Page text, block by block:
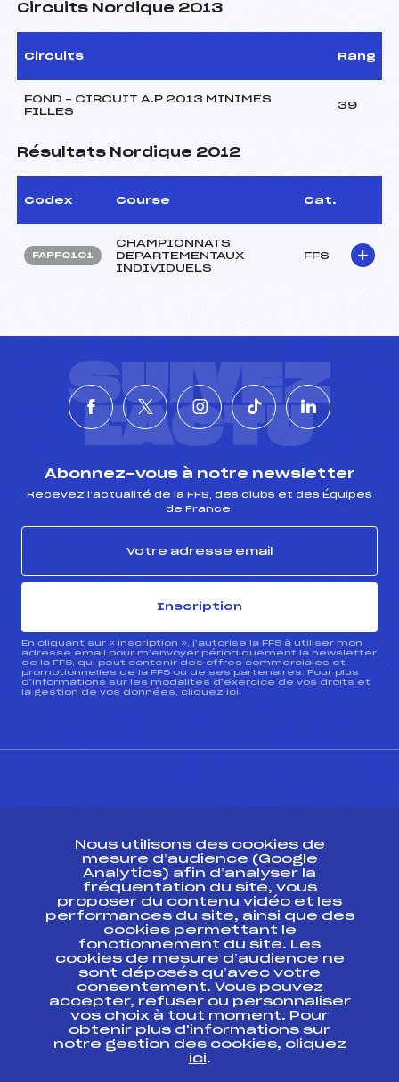
Circuits Nordique 2013
Circuits Rang
FOND – CIRCUIT A.P 2013 MINIMES
FILLES
39
Résultats Nordique 2012
Codex Course Cat.
FAPF0101
CHAMPIONNATS
DEPARTEMENTAUX
INDIVIDUELS
FFS
SUIVEZ
L'ACTU
Abonnez-vous à notre newsletter
Recevez l’actualité de la FFS, des clubs et des Équipes
de France.
Inscription
En cliquant sur « inscription », j’autorise la FFS à utiliser mon
adresse email pour m’envoyer périodiquement la newsletter
de la FFS, qui peut contenir des offres commerciales et
promotionnelles de la FFS ou de ses partenaires. Pour plus
d’informations sur les modalités d’exercice de vos droits et
la gestion de vos données, cliquez ici
ESPACE PRESSE
Ressources
Pass’Neige
Projet sportif fédéral
Projet de performance fédéral
Antidopage
Pôle Développement, Formation, Suivi
Scientifique
Listes ministérielles
Pôle vie de l’athlète
Nous utilisons des cookies de
mesure d’audience (Google
Analytics) afin d’analyser la
fréquentation du site, vous
proposer du contenu vidéo et les
performances du site, ainsi que des
cookies permettant le
fonctionnement du site. Les
cookies de mesure d’audience ne
sont déposés qu’avec votre
consentement. Vous pouvez
accepter, refuser ou personnaliser
vos choix à tout moment. Pour
obtenir plus d'informations sur
notre gestion des cookies, cliquez
ici.